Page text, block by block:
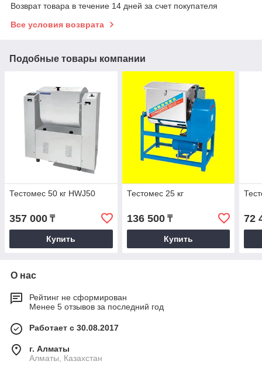
Возврат товара в течение 14 дней за счет покупателя
Все условия возврата
Подобные товары компании
Тестомес 50 кг HWJ50
357 000 ₸
Купить
Тестомес 25 кг
136 500₸
Купить
72
О нас
Рейтинг не сформирован
Менее 5 отзывов за последний год
Работает с 30.08.2017
г. Алматы
Алматы, Казахстан